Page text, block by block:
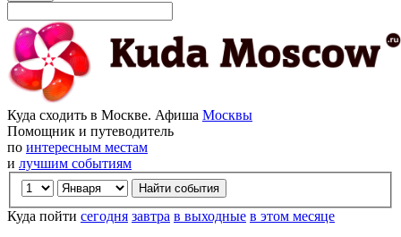
Куда сходить в Москве. Афиша Москвы
Помощник и путеводитель
по интересным местам
и лучшим событиям
Куда пойти сегодня завтра в выходные в этом месяце